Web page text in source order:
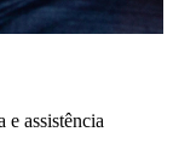
e assistência